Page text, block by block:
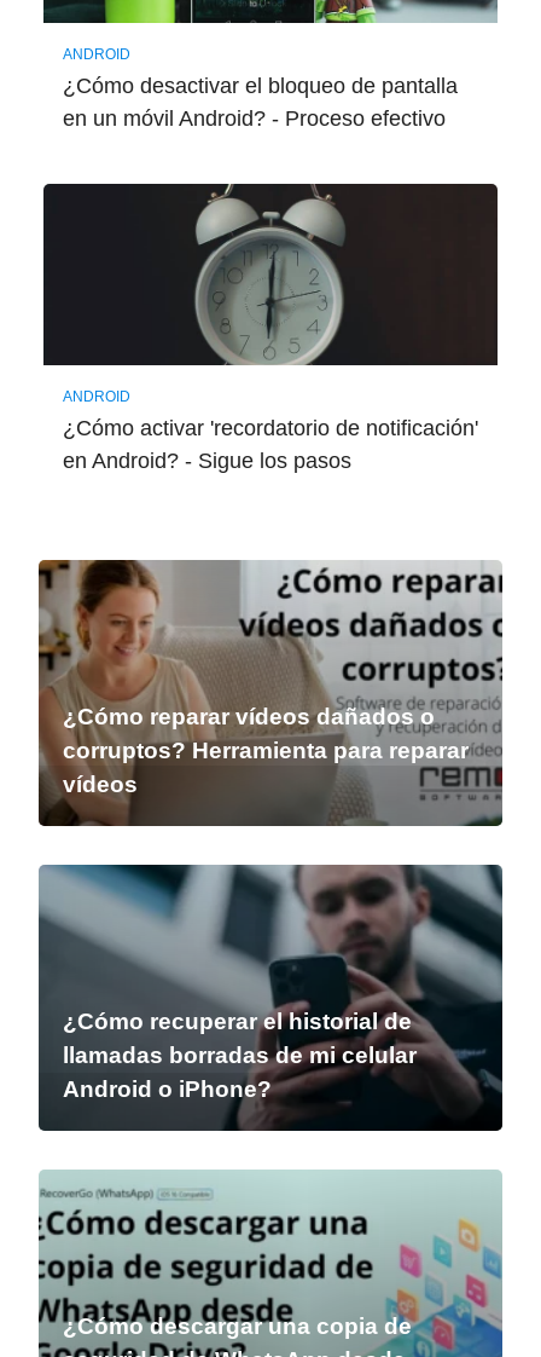
ANDROID
¿Cómo desactivar el bloqueo de pantalla
en un móvil Android? - Proceso efectivo
ANDROID
¿Cómo activar 'recordatorio de notificación'
en Android? - Sigue los pasos
¿Cómo reparar vídeos dañados o
corruptos? Herramienta para reparar
vídeos
¿Cómo recuperar el historial de
llamadas borradas de mi celular
Android o iPhone?
¿Cómo descargar una copia de